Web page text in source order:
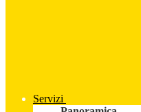
Servizi